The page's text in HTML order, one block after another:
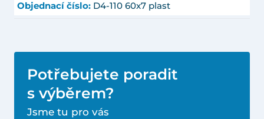
Objednací číslo: D4-110 60x7 plast
Potřebujete poradit
s výběrem?
Jsme tu pro vás